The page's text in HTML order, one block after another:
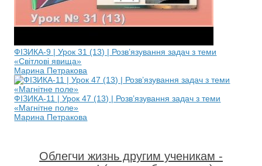
ФІЗИКА-9 | Урок 31 (13) | Розв’язування задач з теми
«Світлові явища»
Марина Петракова
ФІЗИКА-11 | Урок 47 (13) | Розв’язування задач з теми
«Магнітне поле»
Марина Петракова
Облегчи жизнь другим ученикам -